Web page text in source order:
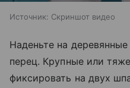
Источник: Скриншот видео
Наденьте на
перец. Крупные или
фиксировать на двух